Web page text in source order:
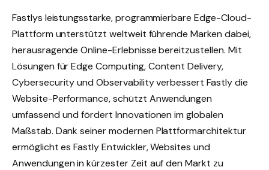
Fastlys leistungsstarke, programmierbare Edge-Cloud-
Plattform unterstützt weltweit führende Marken dabei,
herausragende Online-Erlebnisse bereitzustellen. Mit
Lösungen für Edge Computing, Content Delivery,
Cybersecurity und Observability verbessert Fastly die
Website-Performance, schützt Anwendungen
umfassend und fördert Innovationen im globalen
Maßstab. Dank seiner modernen Plattformarchitektur
ermöglicht es Fastly Entwickler, Websites und
Anwendungen in kürzester Zeit auf den Markt zu